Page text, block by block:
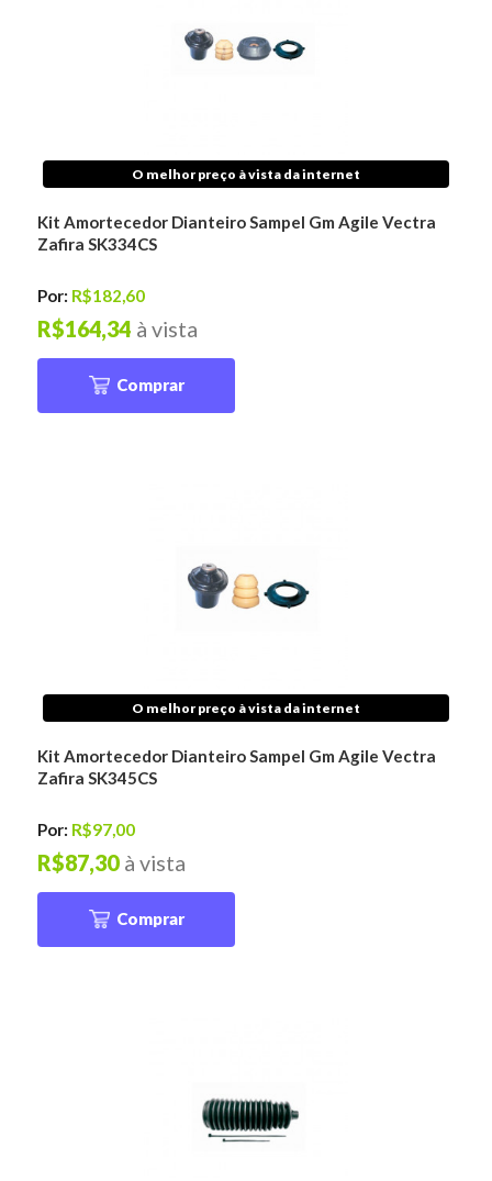
O melhor preço à vista da internet
Kit Amortecedor Dianteiro Sampel Gm Agile Vectra
Zafira SK334CS
Por: R$182,60
à vista
R$164,34
Comprar
O melhor preço à vista da internet
Kit Amortecedor Dianteiro Sampel Gm Agile Vectra
Zafira SK345CS
Por: R$97,00
à vista
R$87,30
Comprar